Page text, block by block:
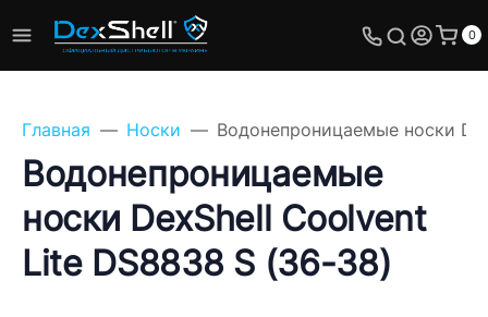
0
Главная Носки Водонепроницаемые носки
Водонепроницаемые
носки DexShell Coolvent
Lite DS8838 S (36-38)
Задайте свой вопрос,
мы обязательно